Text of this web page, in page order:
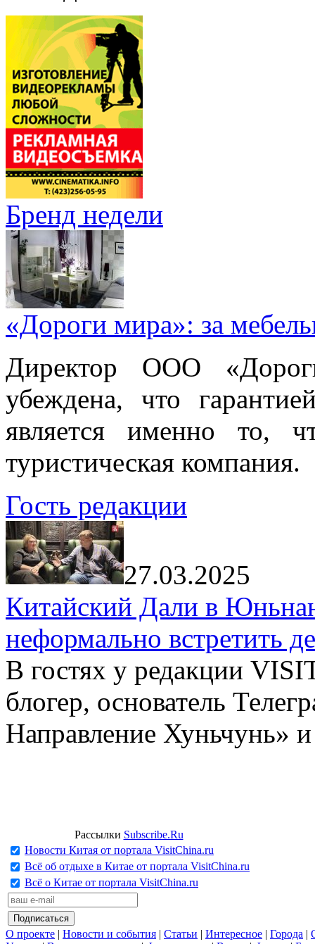
Бренд недели
«Дороги мира»: за
Директор ООО
убеждена, что
является именно то,
туристическая компания.
Гость редакции
27.03.2025
Китайский Дали в
неформально встретить
В гостях у редакции
блогер, основатель
Направление Хуньчунь»
Рассылки Subscribe.Ru
Новости Китая от портала VisitChina.ru
Всё об отдыхе в Китае от портала VisitChina.ru
Всё о Китае от портала VisitChina.ru
О проекте | Новости и события | Статьи | Интересное | Города |